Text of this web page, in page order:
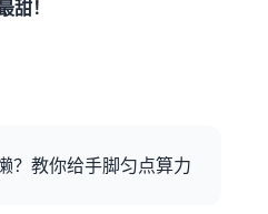
！
？教你给手脚匀点算力